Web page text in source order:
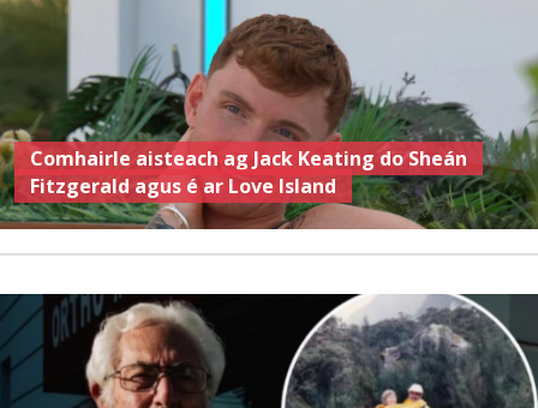
Comhairle aisteach ag Jack Keating do Sheán
Fitzgerald agus é ar Love Island